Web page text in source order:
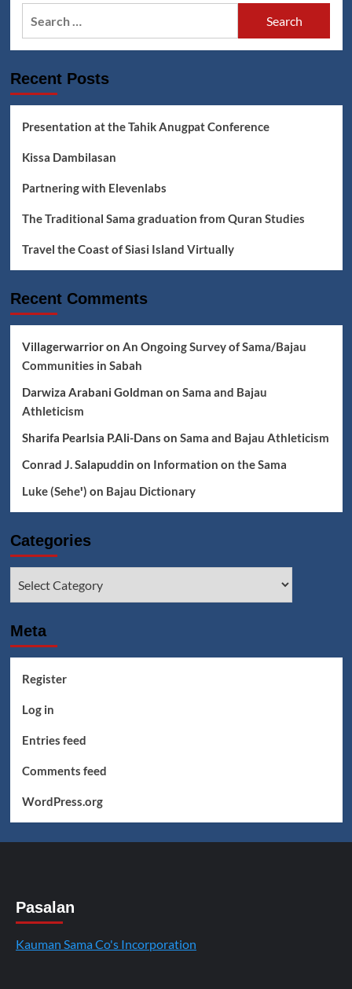
Recent Posts
Presentation at the Tahik Anugpat Conference
Kissa Dambilasan
Partnering with Elevenlabs
The Traditional Sama graduation from Quran Studies
Travel the Coast of Siasi Island Virtually
Recent Comments
Villagerwarrioron An Ongoing Survey of Sama/Bajau
Communities in Sabah
Darwiza Arabani Goldman on Sama and Bajau
Athleticism
Sharifa Pearlsia P.Ali-Dans on Sama and Bajau Athleticism
Conrad J. Salapuddin on Information on the Sama
Luke (Seheꞌ) on Bajau Dictionary
Categories
Meta
Register
Log in
Entries feed
Comments feed
WordPress.org
Pasalan
Kauman Sama Co's Incorporation